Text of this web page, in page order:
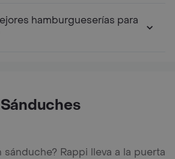
hamburgueserías para
Sánduches
sánduche? Rappi lleva a la puerta